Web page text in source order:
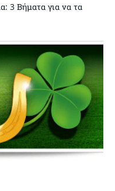
3 Βήματα για να τα